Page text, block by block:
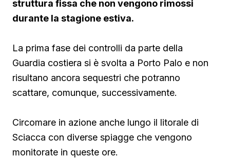
struttura fissa che non vengono rimossi
durante la stagione estiva.
La prima fase dei controlli da parte della
Guardia costiera si è svolta a Porto Palo e non
risultano ancora sequestri che potranno
scattare, comunque, successivamente.
Circomare in azione anche lungo il litorale di
Sciacca con diverse spiagge che vengono
monitorate in queste ore.